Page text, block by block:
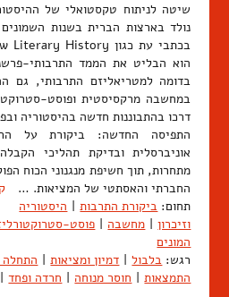
שיטה לניתוח טקסטואלי של
הוא הבליט את הממד התרבותי-
בדומה למטריאליזם התרבותי, גם
במחשבה מרקסיסטית ופוסט-
דרכו בהתבוננות חדשה בהיסטוריה
התפיסה החדשה: ביקורת על
אוניברסלית ובדיקת תהליכי
מתחרות, תוך חשיפת מנגנוני הכוח
החברתי והאסתטי של המציאות. …
תחום: ביקורת התרבות
היסטוריה
וזיכרון
מחשבה פוסט-
המונים
רגש: בלבול דמיון ומציאות התחלה
התמצאות
חוסר מנוחה חרדה ופחד